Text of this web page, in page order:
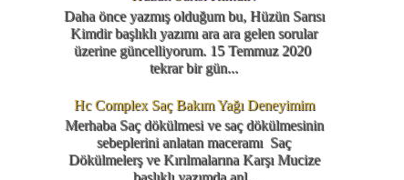
Daha önce yazmış olduğum bu, Hüzün Sarısı
Kimdir başlıklı yazımı ara ara gelen sorular
üzerine güncelliyorum. 15 Temmuz 2020
tekrar bir gün...
Hc Complex Saç Bakım Yağı Deneyimim
Merhaba Saç dökülmesi ve saç dökülmesinin
sebeplerini anlatan maceramı Saç
Dökülmelerş ve Kırılmalarına Karşı Mucize